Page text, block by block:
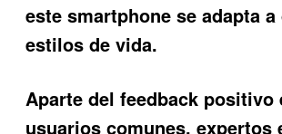
este smartphone se adapta
estilos de vida.
Aparte del feedback positivo
usuarios comunes, expertos